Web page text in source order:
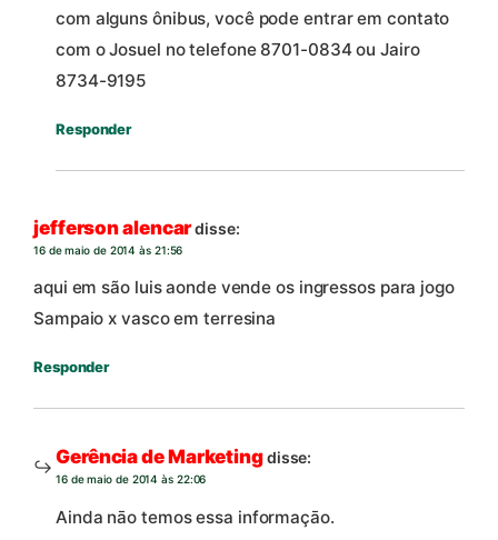
com alguns ônibus, você pode entrar em contato
com o Josuel no telefone 8701-0834 ou Jairo
8734-9195
Responder
jefferson alencardisse:
16 de maio de 2014 às 21:56
aqui em são luis aonde vende os ingressos para jogo
Sampaio x vasco em terresina
Responder
Gerência de Marketingdisse:
16 de maio de 2014 às 22:06
Ainda nāo temos essa informaçāo.